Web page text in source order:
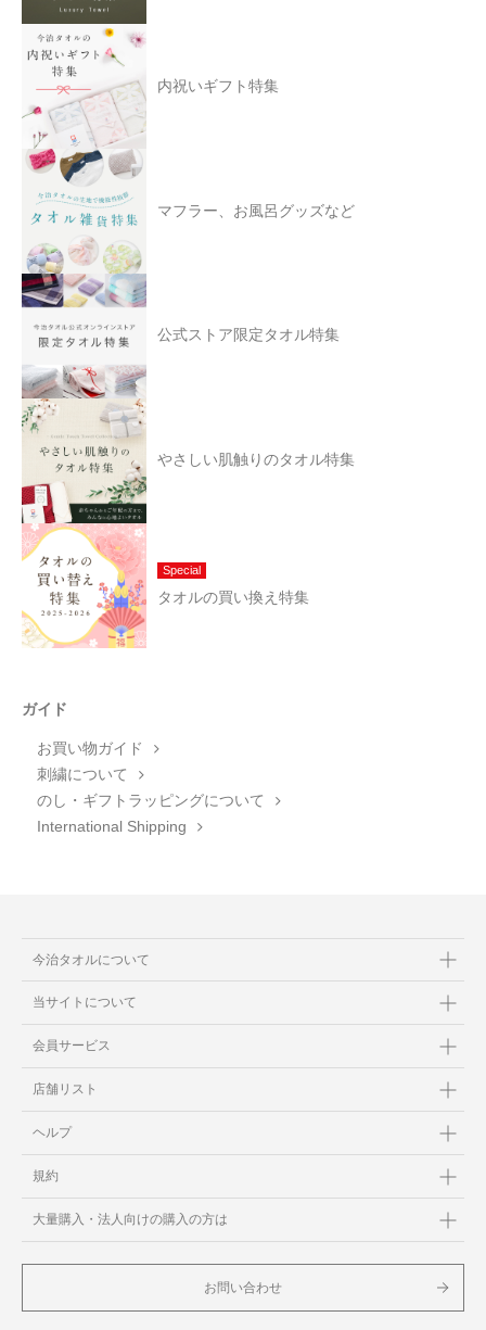
内祝いギフト特集
マフラー、お風呂グッズなど
公式ストア限定タオル特集
やさしい肌触りのタオル特集
Special
タオルの買い換え特集
ガイド
お買い物ガイド
刺繍について
のし・ギフトラッピングについて
International Shipping
今治タオルについて
当サイトについて
会員サービス
店舗リスト
ヘルプ
規約
大量購入・法人向けの購入の方は
お問い合わせ